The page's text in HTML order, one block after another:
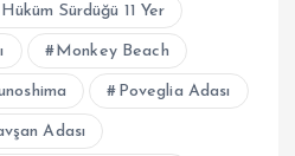
Sürdüğü 11 Yer
Monkey Beach
Poveglia Adası
Adası